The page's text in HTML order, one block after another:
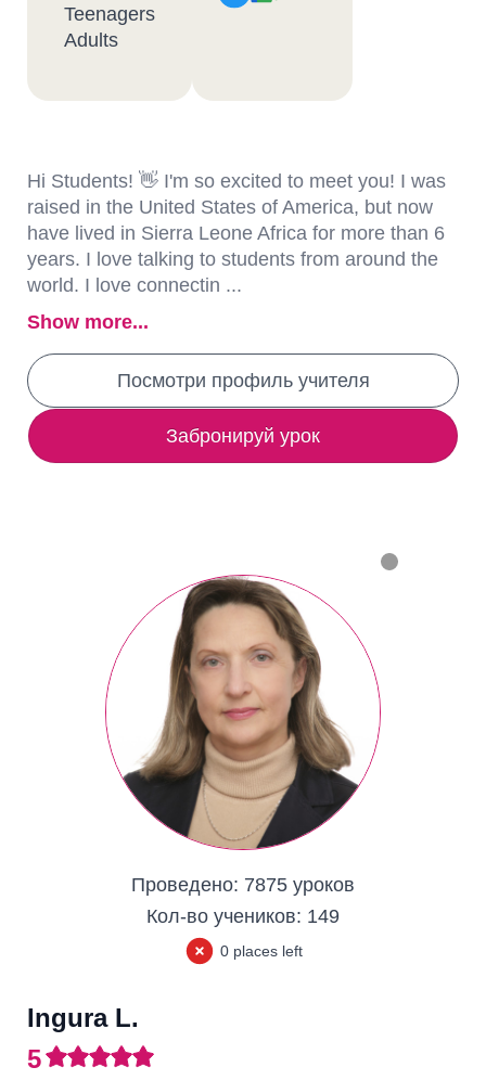
Teenagers
Adults
Hi Students! 👋 I'm so excited to meet you! I was
raised in the United States of America, but now
have lived in Sierra Leone Africa for more than 6
years. I love talking to students from around the
world. I love connectin ...
Show more...
Посмотри профиль учителя
Забронируй урок
Проведено: 7875 уроков
Кол-во учеников: 149
0 places left
Ingura L.
5